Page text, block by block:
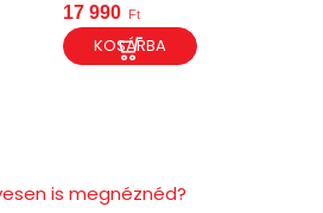
17 990 Ft
KOSÁRBA
is megnéznéd?